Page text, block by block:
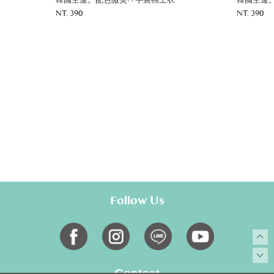
NT. 390
Follow Us